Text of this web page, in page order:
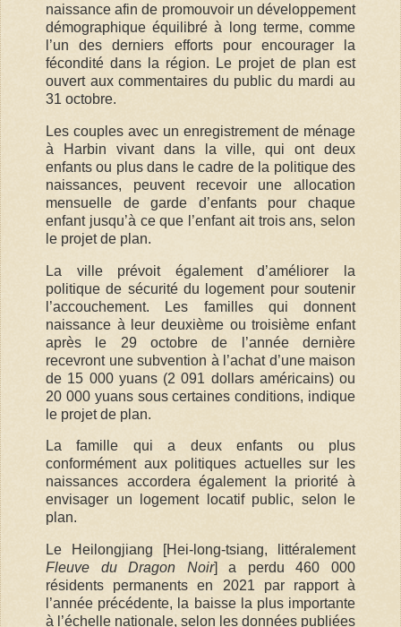
naissance afin de promouvoir un développement
démographique équilibré à long terme, comme
l’un des derniers efforts pour encourager la
fécondité dans la région. Le projet de plan est
ouvert aux commentaires du public du mardi au
31 octobre.
Les couples avec un enregistrement de ménage
à Harbin vivant dans la ville, qui ont deux
enfants ou plus dans le cadre de la politique des
naissances, peuvent recevoir une allocation
mensuelle de garde d’enfants pour chaque
enfant jusqu’à ce que l’enfant ait trois ans, selon
le projet de plan.
La ville prévoit également d’améliorer la
politique de sécurité du logement pour soutenir
l’accouchement. Les familles qui donnent
naissance à leur deuxième ou troisième enfant
après le 29 octobre de l’année dernière
recevront une subvention à l’achat d’une maison
de 15 000 yuans (2 091 dollars américains) ou
20 000 yuans sous certaines conditions, indique
le projet de plan.
La famille qui a deux enfants ou plus
conformément aux politiques actuelles sur les
naissances accordera également la priorité à
envisager un logement locatif public, selon le
plan.
Le Heilongjiang [Hei-long-tsiang, littéralement
Fleuve du Dragon Noir]
a perdu 460 000
résidents permanents en 2021 par rapport à
l’année précédente, la baisse la plus importante
à l’échelle nationale, selon les données publiées